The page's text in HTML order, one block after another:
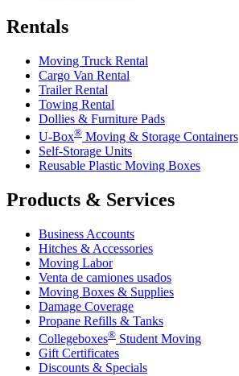
Rentals
Moving Truck Rental
Cargo Van Rental
Trailer Rental
Towing Rental
Dollies & Furniture Pads
U-Box® Moving & Storage Containers
Self-Storage Units
Reusable Plastic Moving Boxes
Products & Services
Business Accounts
Hitches & Accessories
Moving Labor
Venta de camiones usados
Moving Boxes & Supplies
Damage Coverage
Propane Refills & Tanks
Collegeboxes® Student Moving
Gift Certificates
Discounts & Specials